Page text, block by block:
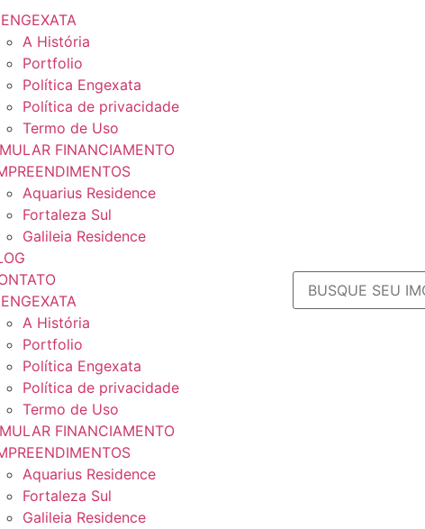
A História
Portfolio
Política Engexata
Política de privacidade
Termo de Uso
FINANCIAMENTO
Aquarius Residence
Fortaleza Sul
Galileia Residence
A História
Portfolio
Política Engexata
Política de privacidade
Termo de Uso
FINANCIAMENTO
Aquarius Residence
Fortaleza Sul
Galileia Residence